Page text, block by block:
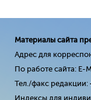
Материалы сайта
Адрес для
По работе сайта: E-
Тел./факс редакции:
Индексы для